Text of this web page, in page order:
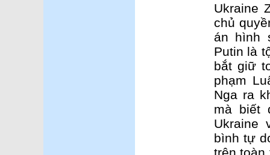
Ukraine
chủ
án hình
Putin là
bắt giữ
phạm
Nga ra
mà biết
Ukraine
bình tự